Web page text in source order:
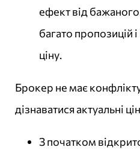
ефект від
багато пропозицій
ціну.
Брокер не має
дізнаватися актуальні
З початком